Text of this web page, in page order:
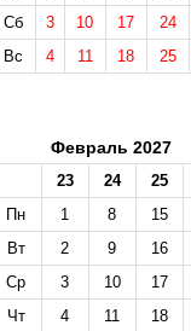
Сб
3 10 17
24
Вс
4 11 18 25
Февраль 2027
23 24
25
Пн
1 8
15
Вт
2 9
16
Ср
3 10
17
Чт
4 11
18